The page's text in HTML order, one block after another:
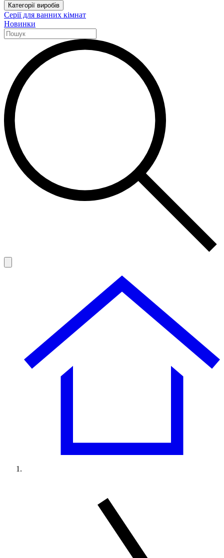
Категорії виробів
Серії для ванних кімнат
Новинки